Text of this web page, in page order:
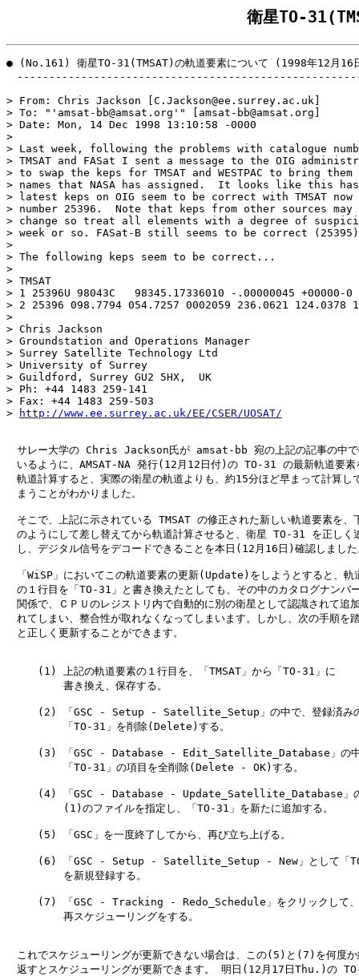
衛星TO-
● (No.161) 衛星TO-31(TMSAT)の軌道要素について (1998年12月16
> From: Chris Jackson [C.Jackson@ee.surrey.ac.uk]
> To: "'amsat-bb@amsat.org'" [amsat-bb@amsat.org]
> Date: Mon, 14 Dec 1998 13:10:58 -0000
>
> Last week, following the problems with catalogue
> TMSAT and FASat I sent a message to the OIG
> to swap the keps for TMSAT and WESTPAC to bring
> names that NASA has assigned.  It looks like this has
> latest keps on OIG seem to be correct with TMSAT
> number 25396.  Note that keps from other sources
> change so treat all elements with a degree of
> week or so. FASat-B still seems to be correct
>
> The following keps seem to be correct...
>
> TMSAT
> 1 25396U 98043C   98345.17336010 -.00000045 +00000-0
> 2 25396 098.7794 054.7257 0002059 236.0621 124.0378
>
> Chris Jackson
> Groundstation and Operations Manager
> Surrey Satellite Technology Ltd
> University of Surrey
> Guildford, Surrey GU2 5HX,  UK
> Ph: +44 1483 259-141
> Fax: +44 1483 259-503
>
http://www.ee.surrey.ac.uk/EE/CSER/UOSAT/
サレー大学の Chris Jackson氏が amsat-bb 宛の上記の記事の中で
いるように、AMSAT-NA 発行(12月12日付)の TO-31 の最新軌道要素
軌道計算すると、実際の衛星の軌道よりも、約15分ほど早まって計算し
まうことがわかりました。
そこで、上記に示されている TMSAT の修正された新しい軌道要素を、
のようにして差し替えてから軌道計算させると、衛星 TO-31 を正しく
し、デジタル信号をデコードできることを本日(12月16日)確認しました
「WiSP」においてこの軌道要素の更新(Update)をしようとすると、軌
の１行目を「TO-31」と書き換えたとしても、その中のカタログナンバ
関係で、ＣＰＵのレジストリ内で自動的に別の衛星として認識されて追
れてしまい、整合性が取れなくなってしまいます。しかし、次の手順を
と正しく更新することができます。
(1) 上記の軌道要素の１行目を、「TMSAT」から「TO-31」に
書き換え、保存する。
(2) 「GSC - Setup - Satellite_Setup」の中で、登録済み
「TO-31」を削除(Delete)する。
(3) 「GSC - Database - Edit_Satellite_Database」の
「TO-31」の項目を全削除(Delete - OK)する。
(4) 「GSC - Database - Update_Satellite_Database」
(1)のファイルを指定し、「TO-31」を新たに追加する。
(5) 「GSC」を一度終了してから、再び立ち上げる。
(6) 「GSC - Setup - Satellite_Setup - New」として「
を新規登録する。
(7) 「GSC - Tracking - Redo_Schedule」をクリックして、
再スケジューリングをする。
これでスケジューリングが更新できない場合は、この(5)と(7)を何度か
返すとスケジューリングが更新できます。 明日(12月17日Thu.)の